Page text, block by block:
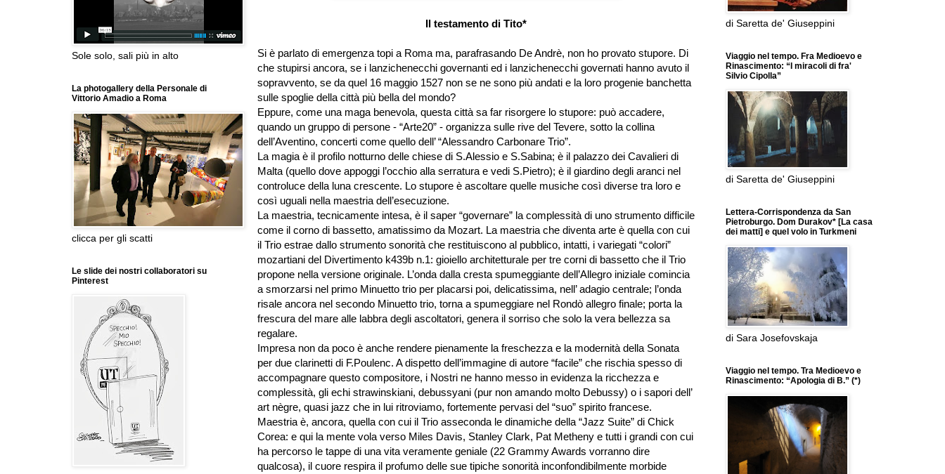
Il testamento di Tito*
Si è parlato di emergenza topi a Roma ma, parafrasando De Andrè, non ho provato stupore. Di
che stupirsi ancora, se i lanzichenecchi governanti ed i lanzichenecchi governati hanno avuto il
sopravvento, se da quel 16 maggio 1527 non se ne sono più andati e la loro progenie banchetta
sulle spoglie della città più bella del mondo?
Eppure, come una maga benevola, questa città sa far risorgere lo stupore: può accadere,
quando un gruppo di persone - “Arte20” - organizza sulle rive del Tevere, sotto la collina
dell’Aventino, concerti come quello dell’ “Alessandro Carbonare Trio”.
La magia è il profilo notturno delle chiese di S.Alessio e S.Sabina; è il palazzo dei Cavalieri di
Malta (quello dove appoggi l’occhio alla serratura e vedi S.Pietro); è il giardino degli aranci nel
controluce della luna crescente. Lo stupore è ascoltare quelle musiche così diverse tra loro e
così uguali nella maestria dell’esecuzione.
La maestria, tecnicamente intesa, è il saper “governare” la complessità di uno strumento difficile
come il corno di bassetto, amatissimo da Mozart. La maestria che diventa arte è quella con cui
il Trio estrae dallo strumento sonorità che restituiscono al pubblico, intatti, i variegati “colori”
mozartiani del Divertimento k439b n.1: gioiello architetturale per tre corni di bassetto che il Trio
propone nella versione originale. L’onda dalla cresta spumeggiante dell’Allegro iniziale comincia
a smorzarsi nel primo Minuetto trio per placarsi poi, delicatissima, nell’ adagio centrale; l’onda
risale ancora nel secondo Minuetto trio, torna a spumeggiare nel Rondò allegro finale; porta la
frescura del mare alle labbra degli ascoltatori, genera il sorriso che solo la vera bellezza sa
regalare.
Impresa non da poco è anche rendere pienamente la freschezza e la modernità della Sonata
per due clarinetti di F.Poulenc. A dispetto dell’immagine di autore “facile” che rischia spesso di
accompagnare questo compositore, i Nostri ne hanno messo in evidenza la ricchezza e
complessità, gli echi strawinskiani, debussyani (pur non amando molto Debussy) o i sapori dell’
art nègre, quasi jazz che in lui ritroviamo, fortemente pervasi del “suo” spirito francese.
Maestria è, ancora, quella con cui il Trio asseconda le dinamiche della “Jazz Suite” di Chick
Corea: e qui la mente vola verso Miles Davis, Stanley Clark, Pat Metheny e tutti i grandi con cui
ha percorso le tappe di una vita veramente geniale (22 Grammy Awards vorranno dire
qualcosa), il cuore respira il profumo delle sue tipiche sonorità inconfondibilmente morbide
Sole solo, sali più in alto
La photogallery della Personale di
Vittorio Amadio a Roma
clicca per gli scatti
Le slide dei nostri collaboratori su
Pinterest
di Saretta de' Giuseppini
Viaggio nel tempo. Fra Medioevo e
Rinascimento: “I miracoli di fra'
Silvio Cipolla”
di Saretta de' Giuseppini
Lettera-Corrispondenza da San
Pietroburgo. Dom Durakov* [La casa
dei matti] e quel volo in Turkmeni
di Sara Josefovskaja
Viaggio nel tempo. Tra Medioevo e
Rinascimento: “Apologia di B.” (*)